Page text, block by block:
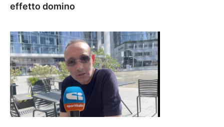
effetto domino